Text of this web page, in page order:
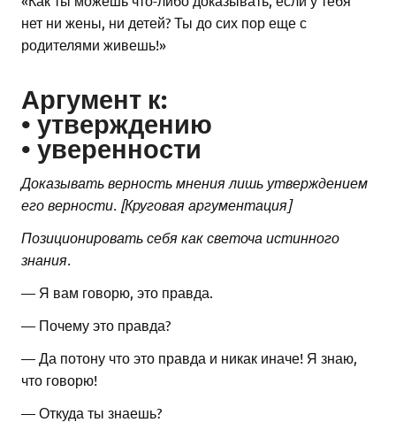
нет ни жены, ни детей? Ты до сих пор еще с
родителями живешь!»
Аргумент к:
• утверждению
• уверенности
Доказывать верность мнения лишь утверждением
его верности. [Круговая аргументация]
Позиционировать себя как светоча истинного
знания.
— Я вам говорю, это правда.
— Почему это правда?
— Да потону что это правда и никак иначе! Я знаю,
что говорю!
— Откуда ты знаешь?